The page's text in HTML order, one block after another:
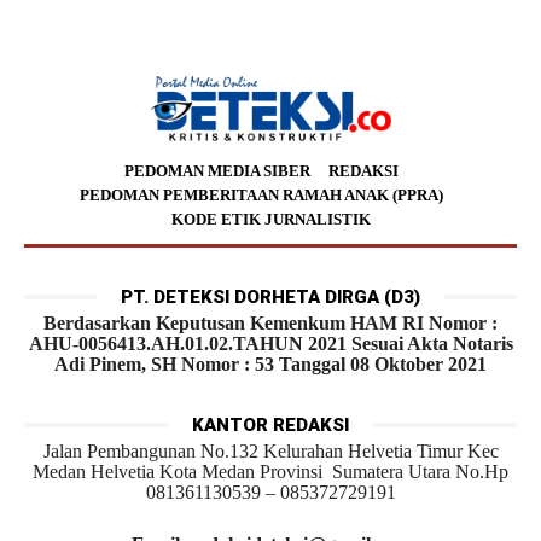
PEDOMAN MEDIA SIBER
REDAKSI
PEDOMAN PEMBERITAAN RAMAH ANAK (PPRA)
KODE ETIK JURNALISTIK
PT. DETEKSI DORHETA DIRGA (D3)
Berdasarkan Keputusan Kemenkum HAM RI Nomor :
AHU-0056413.AH.01.02.TAHUN 2021 Sesuai Akta Notaris
Adi Pinem, SH Nomor : 53 Tanggal 08 Oktober 2021
KANTOR REDAKSI
Jalan Pembangunan No.132 Kelurahan Helvetia Timur Kec
Medan Helvetia Kota Medan Provinsi Sumatera Utara No.Hp
081361130539 – 085372729191